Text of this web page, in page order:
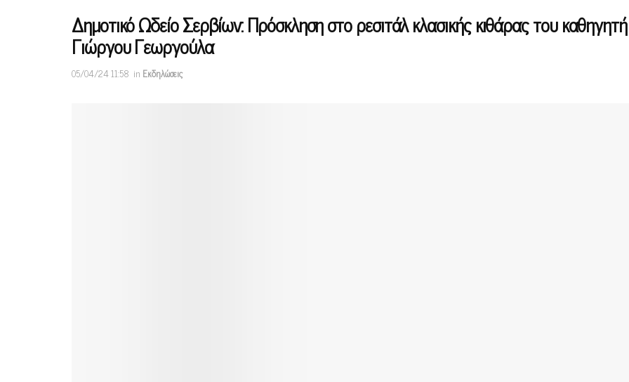
Δημοτικό Ωδείο Σερβίων: Πρόσκληση στο ρεσιτάλ κλασικής κιθάρας του καθηγητή
Γιώργου Γεωργούλα
05/04/24 11:58 in Εκδηλώσεις